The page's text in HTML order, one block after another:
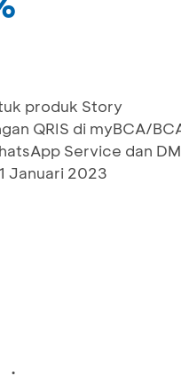
produk Story
QRIS di myBCA/
Service dan
Januari 2023